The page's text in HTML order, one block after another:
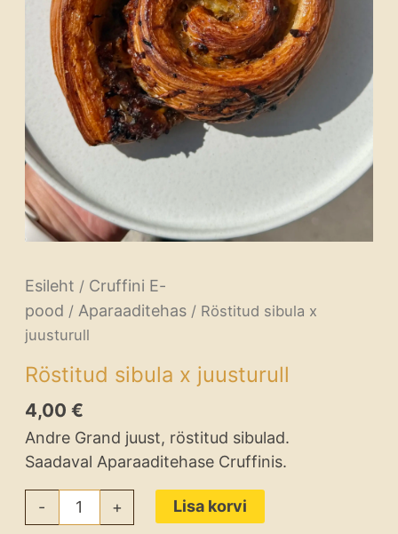
Esileht / Cruffini E-
pood / Aparaaditehas/ Röstitud sibula x
juusturull
Röstitud sibula x juusturull
4,00 €
Andre Grand juust, röstitud sibulad.
Saadaval Aparaaditehase Cruffinis.
- + Lisa korvi